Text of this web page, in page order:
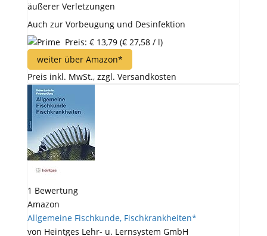
äußerer Verletzungen
Auch zur Vorbeugung und Desinfektion
Preis: € 13,79 (€ 27,58 / l)
weiter über Amazon*
Preis inkl. MwSt., zzgl. Versandkosten
1 Bewertung
Amazon
Allgemeine Fischkunde, Fischkrankheiten*
von Heintges Lehr- u. Lernsystem GmbH